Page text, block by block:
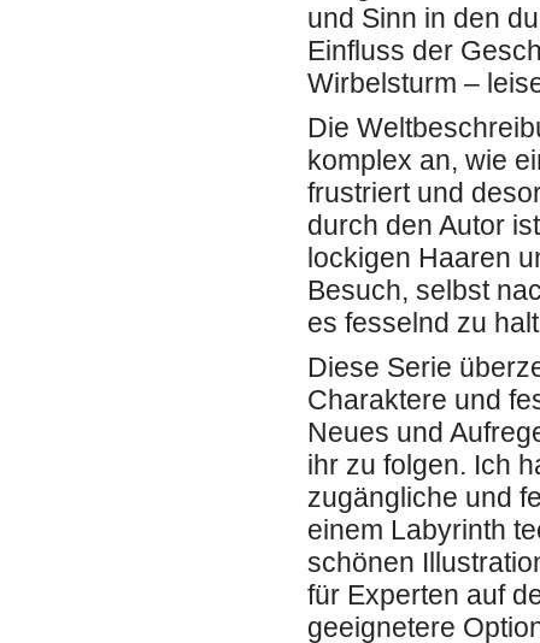
und Sinn in den
Einfluss der
Wirbelsturm –
Die
komplex an, wie
frustriert und
durch den Autor
lockigen Haaren
Besuch, selbst
es fesselnd zu
Diese Serie
Charaktere und
Neues und
ihr zu folgen. Ich
zugängliche und
einem Labyrinth
schönen
für Experten auf
geeignetere